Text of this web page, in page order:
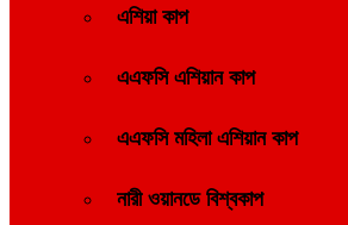
এশিয়া কাপ
এএফসি এশিয়ান কাপ
এএফসি মহিলা এশিয়ান কাপ
নারী ওয়ানডে বিশ্বকাপ